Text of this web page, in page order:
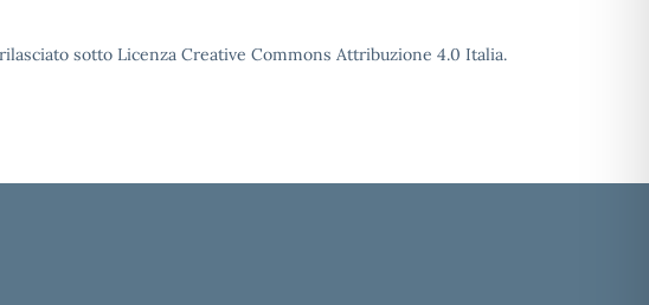
sotto Licenza Creative Commons Attribuzione 4.0 Italia.